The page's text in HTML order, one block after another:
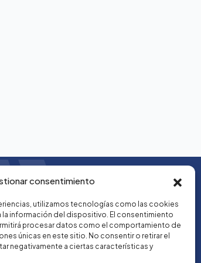
consentimiento
utilizamos tecnologías como las cookies
la información del dispositivo. El consentimiento
procesar datos como el comportamiento de
únicas en este sitio. No consentir o retirar el
negativamente a ciertas características y